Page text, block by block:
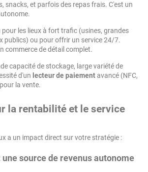
snacks, et parfois des repas frais. C'est un
pour les lieux à fort trafic (usines, grandes
publics) ou pour offrir un service 24/7.
commerce de détail complet.
capacité de stockage, large variété de
d'un lecteur de paiementavancé (NFC,
la vente.
la rentabilité et le service
a un impact direct sur votre stratégie :
source de revenus autonome